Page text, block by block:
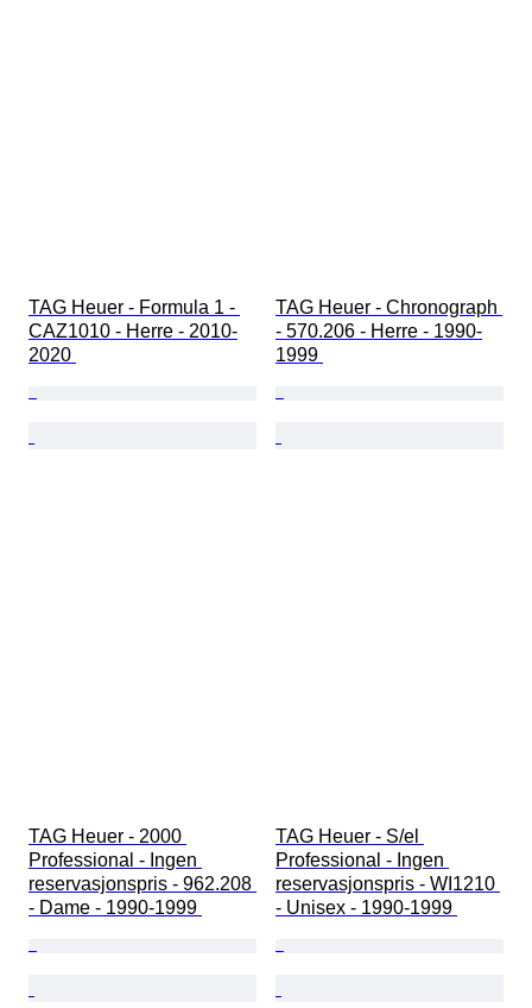
TAG Heuer - Formula 1 -
CAZ1010 - Herre - 2010-
2020
TAG Heuer - Chronograph
- 570.206 - Herre - 1990-
1999
TAG Heuer - 2000
Professional - Ingen
reservasjonspris - 962.208
- Dame - 1990-1999
TAG Heuer - S/el
Professional - Ingen
reservasjonspris - WI1210
- Unisex - 1990-1999